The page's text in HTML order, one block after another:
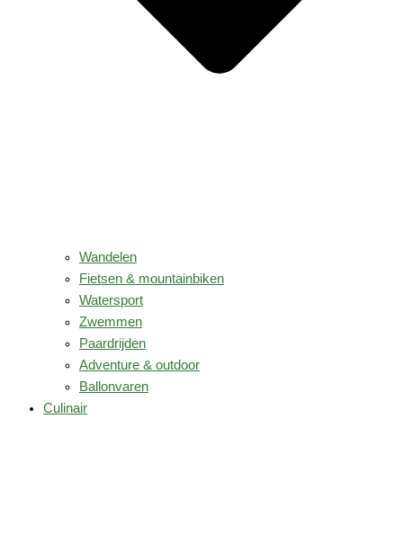
Wandelen
Fietsen & mountainbiken
Watersport
Zwemmen
Paardrijden
Adventure & outdoor
Ballonvaren
Culinair